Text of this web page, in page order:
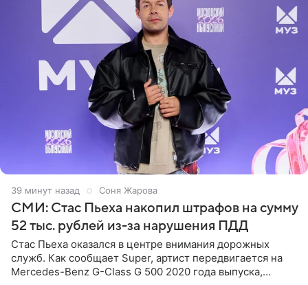
40 минут назад Соня Жарова
СМИ: Стас Пьеха накопил штрафов на сумму
52 тыс. рублей из-за нарушения ПДД
Стас Пьеха оказался в центре внимания дорожных
служб. Как сообщает Super, артист передвигается на
Mercedes-Benz G-Class G 500 2020 года выпуска,